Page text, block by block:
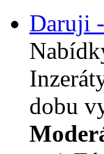
Daruji
dobu